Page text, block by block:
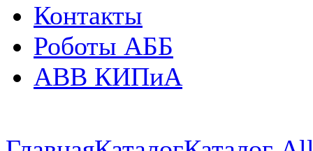
Контакты
Роботы АББ
ABB КИПиА